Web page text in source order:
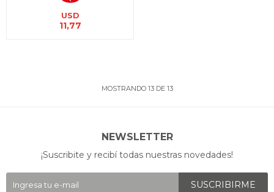
USD
11,77
MOSTRANDO 13DE 13
NEWSLETTER
¡Suscribite y recibí todas nuestras novedades!
SUSCRIBIRME